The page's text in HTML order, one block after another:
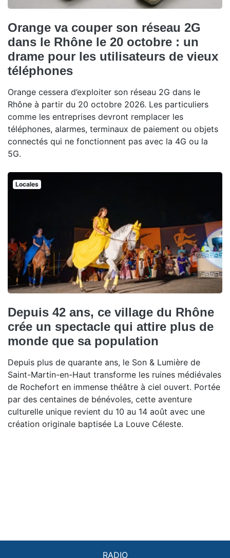
Orange va couper son réseau 2G
dans le Rhône le 20 octobre : un
drame pour les utilisateurs de vieux
téléphones
Orange cessera d’exploiter son réseau 2G dans le
Rhône à partir du 20 octobre 2026. Les particuliers
comme les entreprises devront remplacer les
téléphones, alarmes, terminaux de paiement ou objets
connectés qui ne fonctionnent pas avec la 4G ou la
5G.
Locales
Depuis 42 ans, ce village du Rhône
crée un spectacle qui attire plus de
monde que sa population
Depuis plus de quarante ans, le Son & Lumière de
Saint-Martin-en-Haut transforme les ruines médiévales
de Rochefort en immense théâtre à ciel ouvert. Portée
par des centaines de bénévoles, cette aventure
culturelle unique revient du 10 au 14 août avec une
création originale baptisée La Louve Céleste.
RADIO